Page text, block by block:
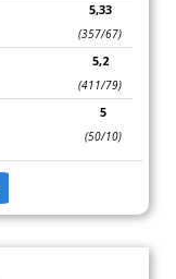
5,33
(357/67)
5,2
(411/79)
5
(50/10)